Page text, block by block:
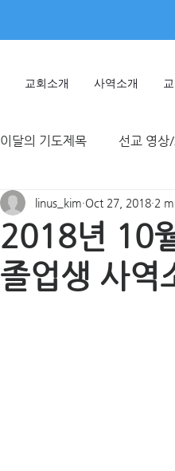
교회소개 사역소개
이달의 기도제목 선교 영상
불가리아 | 터키 독일
EWC 대한민국
2018년 10
졸업생 사역
linus_kim Oct 27, 2018 2